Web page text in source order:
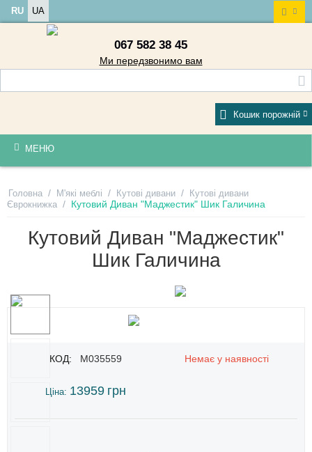
RU UA
067 582 38 45
Ми передзвонимо вам
Кошик порожній
МЕНЮ
Головна / М'які меблі / Кутові дивани / Кутові дивани
Єврокнижка / Кутовий Диван "Маджестик" Шик Галичина
Кутовий Диван "Маджестик"
Шик Галичина
КОД: M035559 Немає у наявності
Ціна: 13959 грн